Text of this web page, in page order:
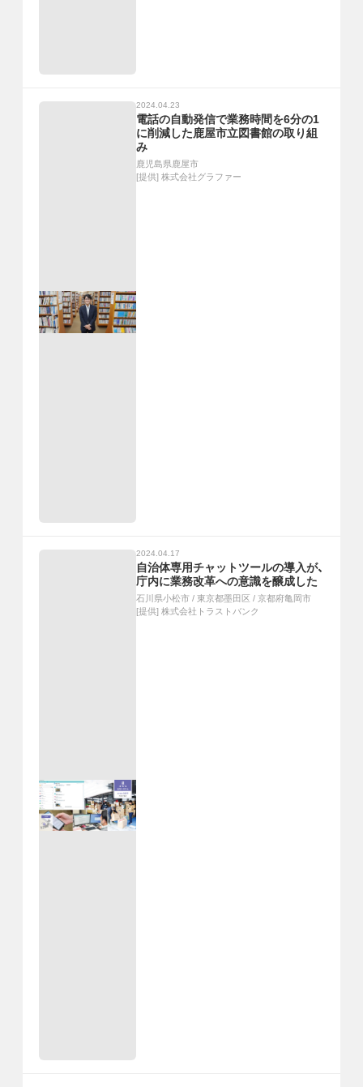
2024.04.23
電話の自動発信で業務時間を6分の1
に削減した鹿屋市立図書館の取り組
み
鹿児島県鹿屋市
[提供] 株式会社グラファー
2024.04.17
自治体専用チャットツールの導入が、
庁内に業務改革への意識を醸成した
石川県小松市 / 東京都墨田区 / 京都府亀岡市
[提供] 株式会社トラストバンク